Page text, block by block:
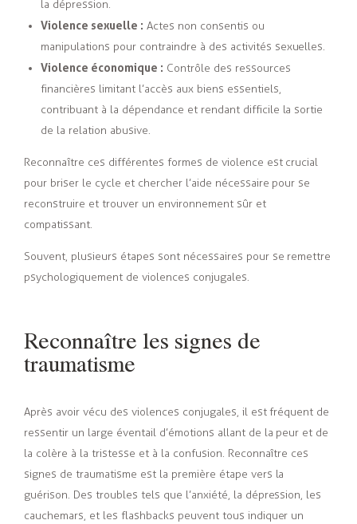
la dépression.
Violence sexuelle : Actes non consentis ou
manipulations pour contraindre à des activités sexuelles.
Violence économique : Contrôle des ressources
financières limitant l’accès aux biens essentiels,
contribuant à la dépendance et rendant difficile la sortie
de la relation abusive.
Reconnaître ces différentes formes de violence est crucial
pour briser le cycle et chercher l’aide nécessaire pour se
reconstruire et trouver un environnement sûr et
compatissant.
Souvent, plusieurs étapes sont nécessaires pour se remettre
psychologiquement de violences conjugales.
Reconnaître les signes de
traumatisme
Après avoir vécu des violences conjugales, il est fréquent de
ressentir un large éventail d’émotions allant de la peur et de
la colère à la tristesse et à la confusion. Reconnaître ces
signes de traumatisme est la première étape vers la
guérison. Des troubles tels que l’anxiété, la dépression, les
cauchemars, et les flashbacks peuvent tous indiquer un